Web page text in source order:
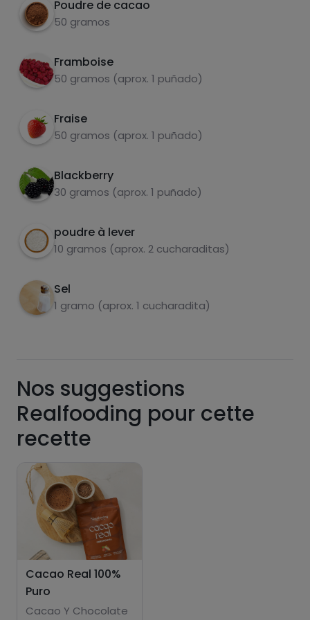
Poudre de cacao
50 gramos
Framboise
50 gramos (aprox. 1 puñado)
Fraise
50 gramos (aprox. 1 puñado)
Blackberry
30 gramos (aprox. 1 puñado)
poudre à lever
10 gramos (aprox. 2 cucharaditas)
Sel
1 gramo (aprox. 1 cucharadita)
Hazte PLUS para ver la información nutricional
Pásate al PLUS
Nos suggestions
Realfooding pour cette
recette
Cacao Real 100%
Puro
Cacao Y Chocolate